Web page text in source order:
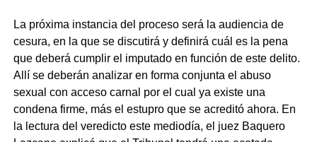
La próxima instancia del proceso será la audiencia de
cesura, en la que se discutirá y definirá cuál es la pena
que deberá cumplir el imputado en función de este delito.
Allí se deberán analizar en forma conjunta el abuso
sexual con acceso carnal por el cual ya existe una
condena firme, más el estupro que se acreditó ahora. En
la lectura del veredicto este mediodía, el juez Baquero